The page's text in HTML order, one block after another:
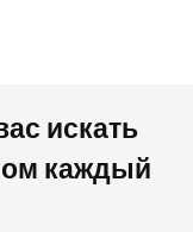
искать
каждый